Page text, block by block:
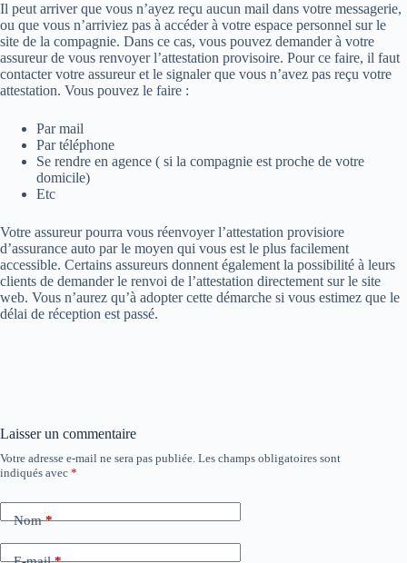
Il peut arriver que vous n’ayez reçu aucun mail dans votre messagerie,
ou que vous n’arriviez pas à accéder à votre espace personnel sur le
site de la compagnie. Dans ce cas, vous pouvez demander à votre
assureur de vous renvoyer l’attestation provisoire. Pour ce faire, il faut
contacter votre assureur et le signaler que vous n’avez pas reçu votre
attestation. Vous pouvez le faire :
Par mail
Par téléphone
Se rendre en agence ( si la compagnie est proche de votre
domicile)
Etc
Votre assureur pourra vous réenvoyer l’attestation provisiore
d’assurance auto par le moyen qui vous est le plus facilement
accessible. Certains assureurs donnent également la possibilité à leurs
clients de demander le renvoi de l’attestation directement sur le site
web. Vous n’aurez qu’à adopter cette démarche si vous estimez que le
délai de réception est passé.
Laisser un commentaire
Votre adresse e-mail ne sera pas publiée. Les champs obligatoires sont
indiqués avec *
Nom*